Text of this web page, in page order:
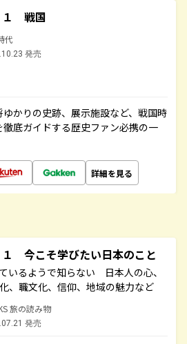
１ 戦国
代
発売
かりの史跡、展示施設など、戦国時
底ガイドする歴史ファン必携の一
詳細を見る
１ 今こそ学びたい日本のこと
いるようで知らない 日本人の心、
、職文化、信仰、地域の魅力など
旅の読み物
発売